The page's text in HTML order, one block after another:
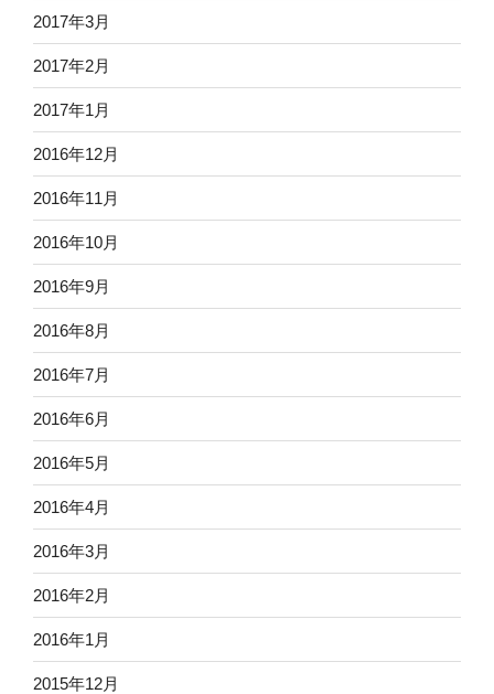
2017年3月
2017年2月
2017年1月
2016年12月
2016年11月
2016年10月
2016年9月
2016年8月
2016年7月
2016年6月
2016年5月
2016年4月
2016年3月
2016年2月
2016年1月
2015年12月